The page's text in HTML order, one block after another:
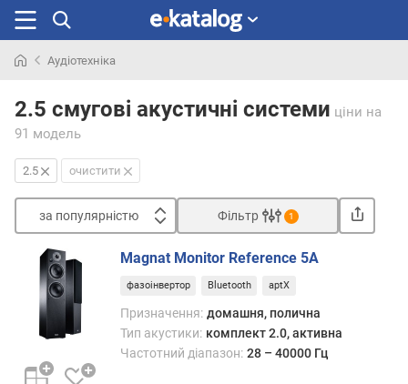
раніше
Аудіотехніка
2.5 смугові акустичні системи ціни на
91 модель
2.5 очистити
за популярністю
з
а
п
у
Фільтр 1
Magnat Monitor Reference 5A
фазоінвертор Bluetooth aptX
Призначення: домашня, полична
Тип акустики: комплект 2.0, активна
Частотний діапазон: 28 – 40000 Гц